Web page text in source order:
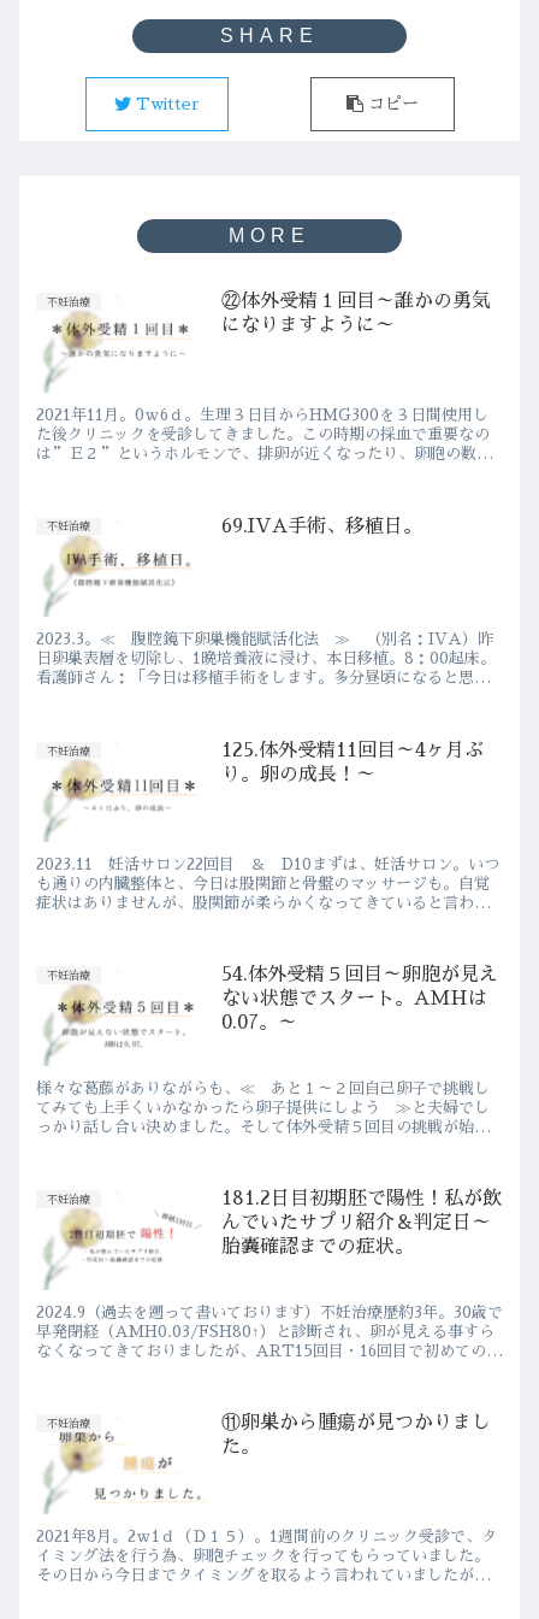
Twitter コピー
不妊治療
㉒体外受精１回目～誰かの勇気
になりますように～
2021年11月。0ｗ6ｄ。生理３日目からHMG300を３日間使用し
た後クリニックを受診してきました。この時期の採血で重要なの
は”Ｅ２”というホルモンで、排卵が近くなったり、卵胞の数が
不妊治療 69.IVA手術、移植日。
2023.3。≪ 腹腔鏡下卵巣機能賦活化法 ≫ （別名：IVA）昨
日卵巣表層を切除し、1晩培養液に浸け、本日移植。8：00起床。
看護師さん：「今日は移植手術をします。多分昼頃になると思い
不妊治療
125.体外受精11回目～4ヶ月ぶ
り。卵の成長！～
2023.11 妊活サロン22回目 ＆ D10まずは、妊活サロン。いつ
も通りの内臓整体と、今日は股関節と骨盤のマッサージも。自覚
症状はありませんが、股関節が柔らかくなってきていると言われ
不妊治療
54.体外受精５回目～卵胞が見え
ない状態でスタート。AMHは
0.07。～
様々な葛藤がありながらも、≪ あと１～２回自己卵子で挑戦し
てみても上手くいかなかったら卵子提供にしよう ≫と夫婦でし
っかり話し合い決めました。そして体外受精５回目の挑戦が始ま
不妊治療
181.2日目初期胚で陽性！私が飲
んでいたサプリ紹介＆判定日～
胎嚢確認までの症状。
2024.9（過去を遡って書いております）不妊治療歴約3年。30歳で
早発閉経（AMH0.03/FSH80↑）と診断され、卵が見える事すら
なくなってきておりましたが、ART15回目・16回目で初めての凍
不妊治療
⑪卵巣から腫瘍が見つかりまし
た。
2021年8月。2ｗ1ｄ（Ｄ１５）。1週間前のクリニック受診で、タ
イミング法を行う為、卵胞チェックを行ってもらっていました。
その日から今日までタイミングを取るよう言われていましたが、